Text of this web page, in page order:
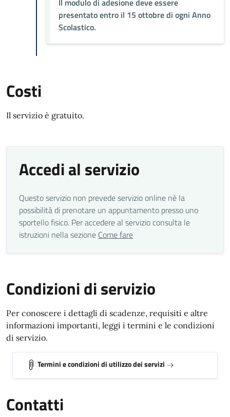
Il modulo di adesione deve essere
presentato entro il 15 ottobre di ogni Anno
Scolastico.
Costi
Il servizio è gratuito.
Accedi al servizio
Questo servizio non prevede servizio online nè la
possibilità di prenotare un appuntamento presso uno
sportello fisico. Per accedere al servizio consulta le
istruzioni nella sezione Come fare
Condizioni di servizio
Per conoscere i dettagli di scadenze, requisiti e altre
informazioni importanti, leggi i termini e le condizioni
di servizio.
Termini e condizioni di utilizzo dei servizi
Contatti